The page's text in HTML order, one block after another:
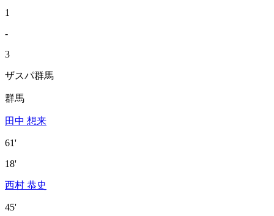
1
-
3
ザスパ群馬
群馬
田中 想来
61'
18'
西村 恭史
45'